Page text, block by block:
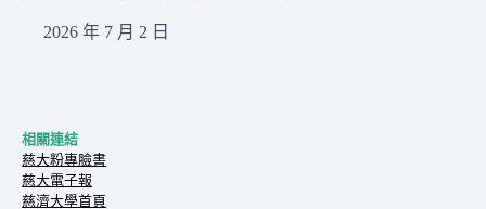
2026 年 7 月 2 日
相關連結
慈大粉專臉書
慈大電子報
慈濟大學首頁